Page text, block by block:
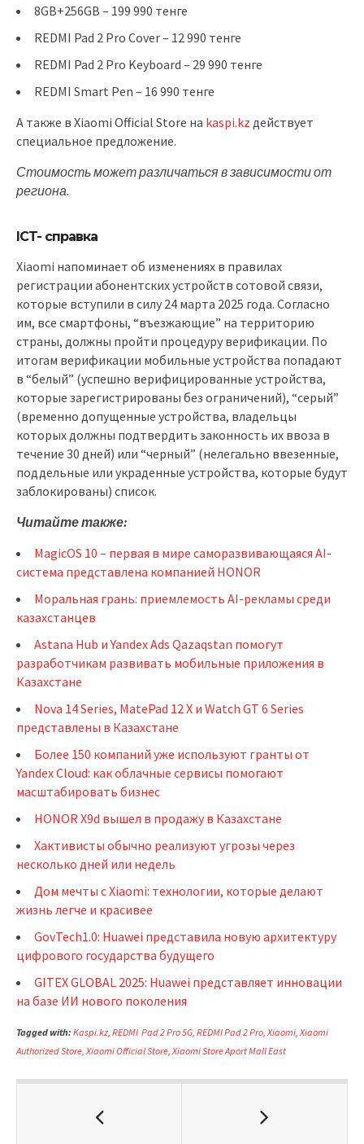
8GB+256GB – 199 990 тенге
REDMI Pad 2 Pro Cover – 12 990 тенге
REDMI Pad 2 Pro Keyboard – 29 990 тенге
REDMI Smart Pen – 16 990 тенге
А также в Xiaomi Official Store на kaspi.kz действует
специальное предложение.
Стоимость может различаться в зависимости от
региона.
ICT- справка
Xiaomi напоминает об изменениях в правилах
регистрации абонентских устройств сотовой связи,
которые вступили в силу 24 марта 2025 года. Согласно
им, все смартфоны, “въезжающие” на территорию
страны, должны пройти процедуру верификации. По
итогам верификации мобильные устройства попадают
в “белый” (успешно верифицированные устройства,
которые зарегистрированы без ограничений), “серый”
(временно допущенные устройства, владельцы
которых должны подтвердить законность их ввоза в
течение 30 дней) или “черный” (нелегально ввезенные,
поддельные или украденные устройства, которые будут
заблокированы) список.
Читайте также:
MagicOS 10 – первая в мире саморазвивающаяся AI-
система представлена компанией HONOR
Моральная грань: приемлемость AI-рекламы среди
казахстанцев
Astana Hub и Yandex Ads Qazaqstan помогут
разработчикам развивать мобильные приложения в
Казахстане
Nova 14 Series, MatePad 12 X и Watch GT 6 Series
представлены в Казахстане
Более 150 компаний уже используют гранты от
Yandex Cloud: как облачные сервисы помогают
масштабировать бизнес
HONOR X9d вышел в продажу в Казахстане
Хактивисты обычно реализуют угрозы через
несколько дней или недель
Дом мечты с Xiaomi: технологии, которые делают
жизнь легче и красивее
GovTech1.0: Huawei представила новую архитектуру
цифрового государства будущего
GITEX GLOBAL 2025: Huawei представляет инновации
на базе ИИ нового поколения
Tagged with: Kaspi.kz REDMI Pad 2 Pro 5G REDMI Pad 2 Pro Xiaomi Xiaomi
Authorized Store Xiaomi Official Store Xiaomi Store Aport Mall East